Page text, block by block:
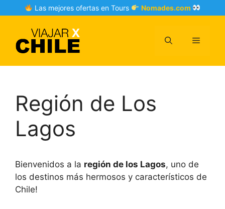
to
Las mejores ofertas en Tours Nomades.com
Menu
Región de Los
Lagos
Bienvenidos a la región de los Lagos, uno de
los destinos más hermosos y característicos de
Chile!